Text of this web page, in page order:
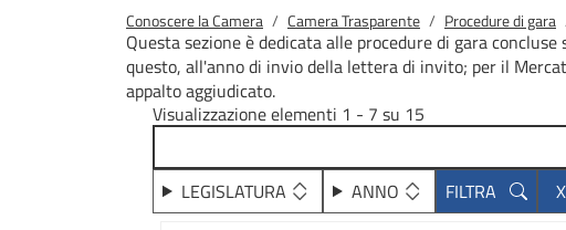
Briciole di pane
Conoscere la Camera Camera Trasparente Procedure di gara
Questa sezione è dedicata alle procedure di gara
questo, all'anno di invio della lettera di invito; per il
appalto aggiudicato.
Visualizzazione elementi 1 - 7 su 15
LEGISLATURA
ANNO